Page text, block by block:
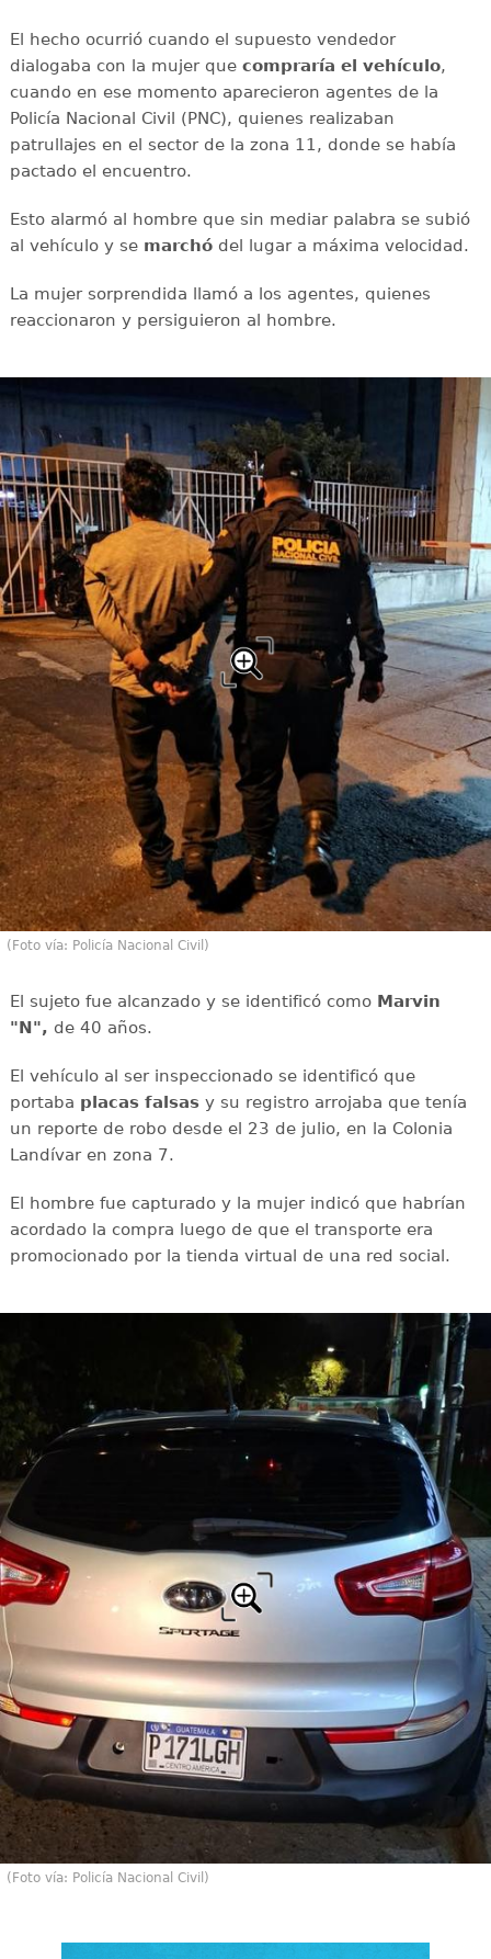
El hecho ocurrió cuando el supuesto vendedor
dialogaba con la mujer quecompraría el vehículo,
cuando en ese momento aparecieron agentes de la
Policía Nacional Civil (PNC), quienes realizaban
patrullajes en el sector de la zona 11, donde se había
pactado el encuentro.
Esto alarmó al hombre que sin mediar palabra se subió
al vehículo y se marchódel lugar a máxima velocidad.
La mujer sorprendida llamó a los agentes, quienes
reaccionaron y persiguieron al hombre.
(Foto vía: Policía Nacional Civil)
El sujeto fue alcanzado y se identificó como Marvin
"N", de 40 años.
El vehículo al ser inspeccionado se identificó que
portaba placas falsasy su registro arrojaba que tenía
un reporte de robo desde el 23 de julio, en la Colonia
Landívar en zona 7.
El hombre fue capturado y la mujer indicó que habrían
acordado la compra luego de que el transporte era
promocionado por la tienda virtual de una red social.
(Foto vía: Policía Nacional Civil)